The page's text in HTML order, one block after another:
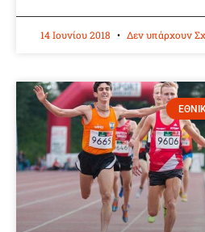
14 Ιουνίου 2018 Δεν υπάρχουν